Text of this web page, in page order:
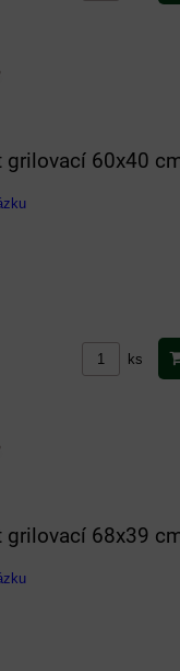
grilovací 60x40
ks
grilovací 68x39